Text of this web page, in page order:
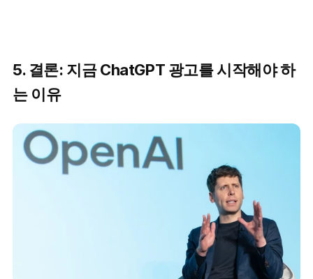
5. 결론: 지금 ChatGPT 광고를 시작해야 하
는 이유